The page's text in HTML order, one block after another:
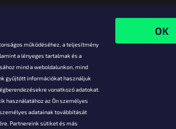
működéséhez, a teljesítmény
a lényeges tartalmak és a
mind a weboldalunkon, mind
gyűjtött információkat használjuk
vonatkozó adatokat.
használatához az Ön személyes
adatainak továbbítását
Partnereink sütiket és más